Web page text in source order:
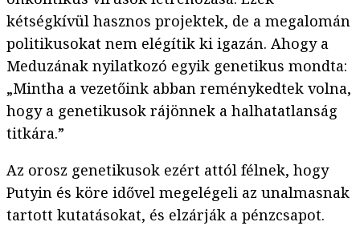
kétségkívül hasznos projektek, de a megalomán
politikusokat nem elégítik ki igazán. Ahogy a
Meduzának nyilatkozó egyik genetikus mondta:
„Mintha a vezetőink abban reménykedtek volna,
hogy a genetikusok rájönnek a halhatatlanság
titkára.”
Az orosz genetikusok ezért attól félnek, hogy
Putyin és köre idővel megelégeli az unalmasnak
tartott kutatásokat, és elzárják a pénzcsapot.